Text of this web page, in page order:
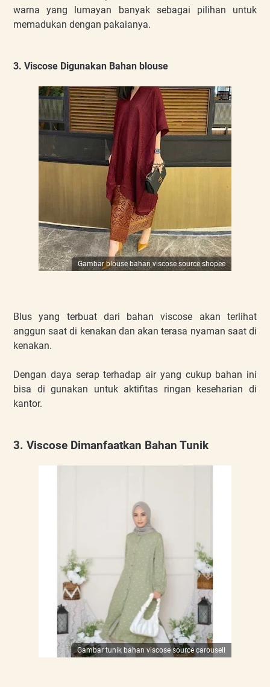
warna yang lumayan banyak sebagai pilihan untuk
memadukan dengan pakaianya.
3. Viscose Digunakan Bahan blouse
Gambar blouse bahan viscose source shopee
Blus yang terbuat dari bahan viscose akan terlihat
anggun saat di kenakan dan akan terasa nyaman saat di
kenakan.
Dengan daya serap terhadap air yang cukup bahan ini
bisa di gunakan untuk aktifitas ringan keseharian di
kantor.
3. Viscose Dimanfaatkan Bahan Tunik
Gambar tunik bahan viscose source carousell